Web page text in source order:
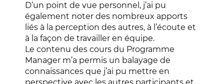
D’un point de vue personnel, j’ai pu
également noter des nombreux apports
liés à la perception des autres, à l’écoute et
à la façon de travailler en équipe.
Le contenu des cours du Programme
Manager m’a permis un balayage de
connaissances que j’ai pu mettre en